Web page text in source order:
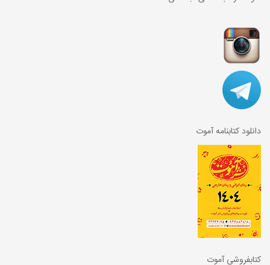
دانلود کتابنامه آموت
کتابفروشی آموت